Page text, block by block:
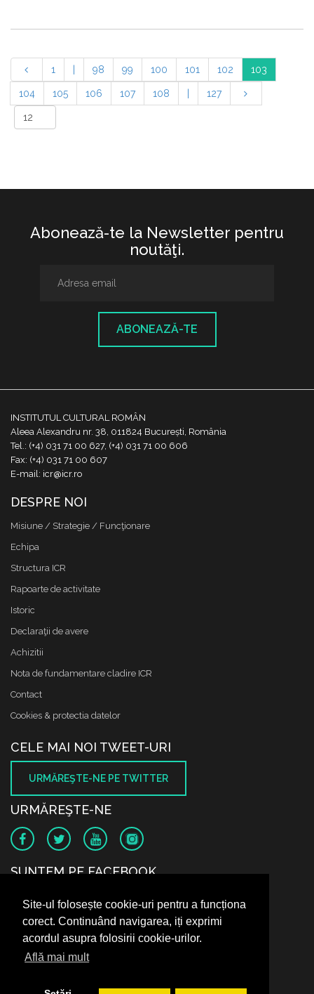
Site-ul folosește cookie-uri pentru a funcționa
corect. Continuând navigarea, iți exprimi
acordul asupra folosirii cookie-urilor.
Află mai mult
1 98 99 100 101 102 103
104 105 106 107 108 127
Abonează-te la Newsletter pentru
noutăţi.
ABONEAZĂ-TE
INSTITUTUL CULTURAL ROMÂN
Aleea Alexandru nr. 38, 011824 București, România
Tel.: (+4) 031 71 00 627, (+4) 031 71 00 606
Fax: (+4) 031 71 00 607
E-mail: icr@icr.ro
DESPRE NOI
Misiune / Strategie / Funcţionare
Echipa
Structura ICR
Rapoarte de activitate
Istoric
Declaraţii de avere
Achizitii
Nota de fundamentare cladire ICR
Contact
Cookies & protectia datelor
CELE MAI NOI TWEET-URI
URMĂREŞTE-NE PE TWITTER
URMĂREŞTE-NE
SUNTEM PE FACEBOOK